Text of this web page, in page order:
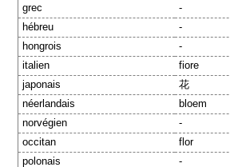
grec
-
hébreu
-
hongrois
-
italien
fiore
japonais
花
néerlandais
bloem
norvégien
-
occitan
flor
polonais
-